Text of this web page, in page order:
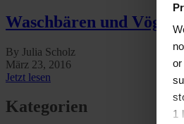
1
Waschbären und Vögel
By Julia Scholz
März 23, 2016
Jetzt lesen
Kategorien